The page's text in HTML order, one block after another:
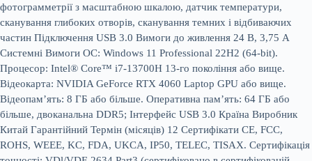
фотограмметрії з масштабною шкалою, датчик температури,
сканування глибоких отворів, сканування темних і відбиваючих
частин Підключення USB 3.0 Вимоги до живлення 24 В, 3,75 А
Системні Вимоги ОС: Windows 11 Professional 22H2 (64-bit).
Процесор: Intel® Core™ i7-13700H 13-го покоління або вище.
Відеокарта: NVIDIA GeForce RTX 4060 Laptop GPU або вище.
Відеопам’ять: 8 ГБ або більше. Оперативна пам’ять: 64 ГБ або
більше, двоканальна DDR5; Інтерфейс USB 3.0 Країна Виробник
Китай Гарантійний Термін (місяців) 12 Сертифікати CE, FCC,
ROHS, WEEE, KC, FDA, UKCA, IP50, TELEC, TISAX. Сертифікація